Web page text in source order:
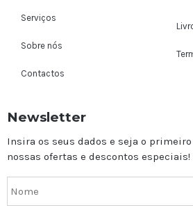
Serviços
Sobre nós
Contactos
Newsletter
Insira os seus dados e seja o
nossas ofertas e descontos especiais!